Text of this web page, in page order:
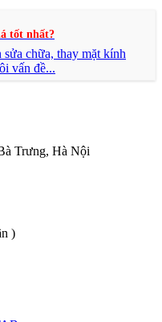
tốt nhất?
chữa, thay mặt kính
vấn đề...
Trưng, Hà Nội
)